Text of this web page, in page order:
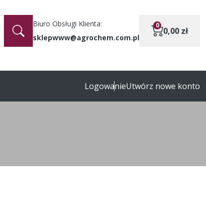
Biuro Obsługi Klienta:
sklepwww@agrochem.com.pl
0
0,00 zł
LogowanieUtwórz nowe konto